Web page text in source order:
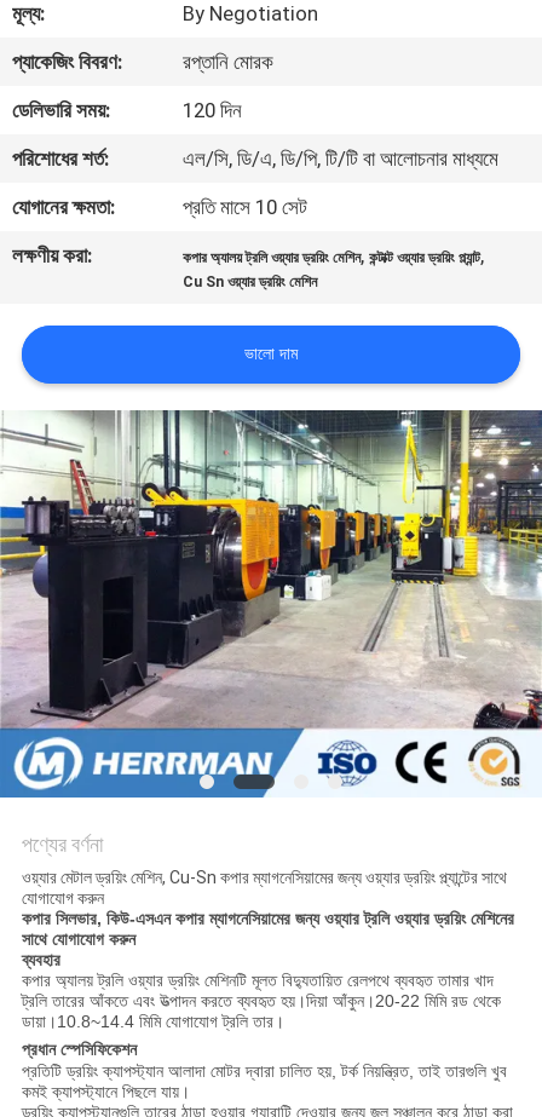
মান
নিয়ন্ত্রণ
যোগাযোগ
করুন
খবর
উদ্ধৃতির
জন্য
আবেদন
সাইট
ম্যাপ
PRIVACY
POLICY
মূল্য:
By Negotiation
প্যাকেজিং বিবরণ:
রপ্তানি মোরক
ডেলিভারি সময়:
120 দিন
পরিশোধের শর্ত:
এল/সি, ডি/এ, ডি/পি, টি/টি বা আলোচনার মাধ্যমে
যোগানের ক্ষমতা:
প্রতি মাসে 10 সেট
লক্ষণীয় করা:
কপার অ্যালয় ট্রলি ওয়্যার ড্রয়িং মেশিন,কন্টাক্ট ওয়্যার ড্রয়িং প্ল্যান্ট,
Cu Sn ওয়্যার ড্রয়িং মেশিন
ভালো দাম
পণ্যের বর্ণনা
ওয়্যার মেটাল ড্রয়িং মেশিন, Cu-Sn কপার ম্যাগনেসিয়ামের জন্য ওয়্যার ড্রয়িং প্ল্যান্টের সাথে
যোগাযোগ করুন
কপার সিলভার, কিউ-এসএন কপার ম্যাগনেসিয়ামের জন্য ওয়্যার ট্রলি ওয়্যার ড্রয়িং মেশিনের
সাথে যোগাযোগ করুন
ব্যবহার
কপার অ্যালয় ট্রলি ওয়্যার ড্রয়িং মেশিনটি মূলত বিদ্যুতায়িত রেলপথে ব্যবহৃত তামার খাদ
ট্রলি তারের আঁকতে এবং উত্পাদন করতে ব্যবহৃত হয়।দিয়া আঁকুন।20-22 মিমি রড থেকে
ডায়া।10.8~14.4 মিমি যোগাযোগ ট্রলি তার।
প্রধান স্পেসিফিকেশন
প্রতিটি ড্রয়িং ক্যাপস্ট্যান আলাদা মোটর দ্বারা চালিত হয়, টর্ক নিয়ন্ত্রিত, তাই তারগুলি খুব
কমই ক্যাপস্ট্যানে পিছলে যায়।
ড্রয়িং ক্যাপস্ট্যানগুলি তারের ঠান্ডা হওয়ার গ্যারান্টি দেওয়ার জন্য জল সঞ্চালন করে ঠান্ডা করা